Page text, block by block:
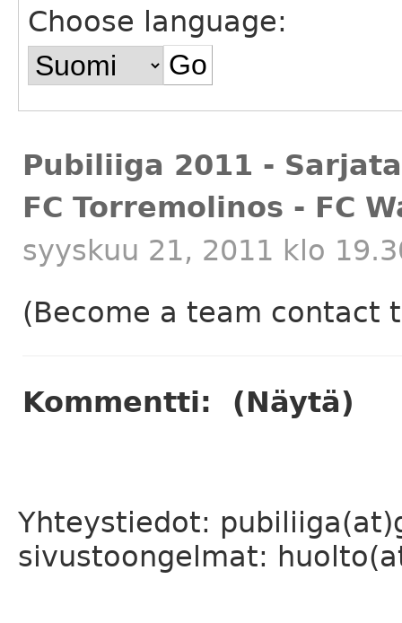
Choose language:
Pubiliiga 2011 -
FC Torremolinos - FC
syyskuu 21, 2011 klo
(Become a team contact
Kommentti: (Näytä)
Yhteystiedot:
sivustoongelmat: